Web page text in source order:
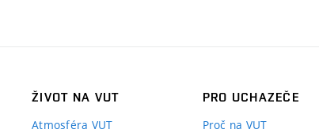
ŽIVOT NA VUT
Atmosféra VUT
PRO UCHAZEČE
Proč na VUT